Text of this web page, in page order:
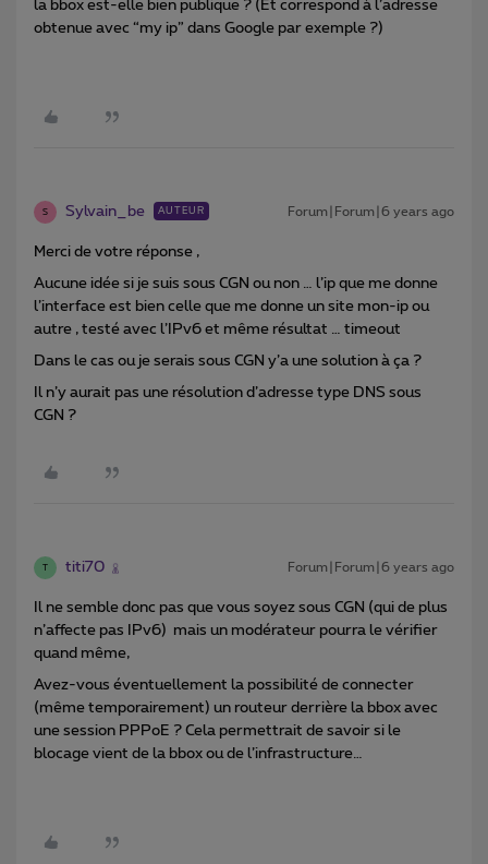
la bbox est-elle bien publique ? (Et correspond à l’adresse
obtenue avec “my ip” dans Google par exemple ?)
S Sylvain_be AUTEUR Forum|Forum|6 years ago
Merci de votre réponse ,
Aucune idée si je suis sous CGN ou non … l’ip que me donne
l’interface est bien celle que me donne un site mon-ip ou
autre , testé avec l’IPv6 et même résultat … timeout
Dans le cas ou je serais sous CGN y’a une solution à ça ?
Il n’y aurait pas une résolution d’adresse type DNS sous
CGN ?
T titi70 Forum|Forum|6 years ago
Il ne semble donc pas que vous soyez sous CGN (qui de plus
n’affecte pas IPv6) mais un modérateur pourra le vérifier
quand même,
Avez-vous éventuellement la possibilité de connecter
(même temporairement) un routeur derrière la bbox avec
une session PPPoE ? Cela permettrait de savoir si le
blocage vient de la bbox ou de l’infrastructure…